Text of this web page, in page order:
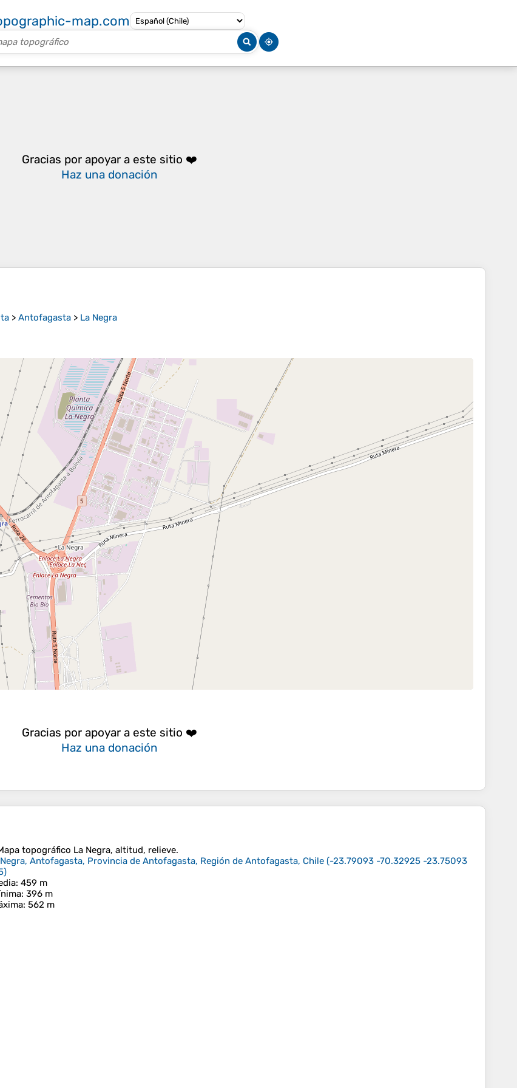
map.com
Gracias por apoyar a este sitio ❤️
Haz una donación
> Antofagasta > La Negra
Gracias por apoyar a este sitio ❤️
Haz una donación
topográfico La Negra, altitud, relieve.
Antofagasta, Provincia de Antofagasta, Región de Antofagasta, Chile (-23.79093 -70.32925 -23.75093
)
: 459 m
: 396 m
: 562 m